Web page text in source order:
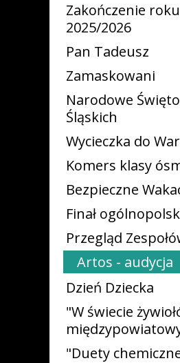
Zakończenie
2025/2026
Pan Tadeusz
Zamaskowani
Narodowe
Śląskich
Wycieczka do
Komers klasy
Bezpieczne
Finał
Przegląd
Artos - audycja
Dzień Dziecka
"W świecie
"Duety